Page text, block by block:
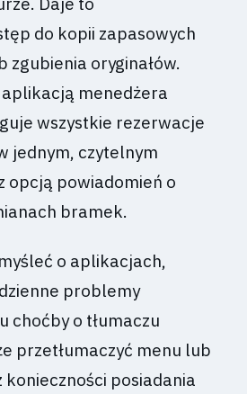
do kopii zapasowych
zgubienia oryginałów.
menedżera
wszystkie rezerwacje
jednym, czytelnym
opcją powiadomień o
bramek.
o aplikacjach,
problemy
choćby o tłumaczu
przetłumaczyć menu lub
posiadania